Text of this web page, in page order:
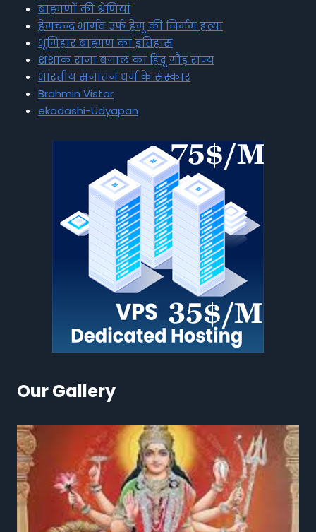
ब्राह्मणों की श्रेणियां
हेमचन्द्र भार्गव उर्फ हेमू की निर्मम हत्या
भूमिहार ब्राह्मण का इतिहास
शशांक राजा बंगाल का हिंदू गौड़ राज्य
भारतीय सनातन धर्म के संस्कार
Brahmin Vistar
ekadashi-Udyapan
Our Gallery